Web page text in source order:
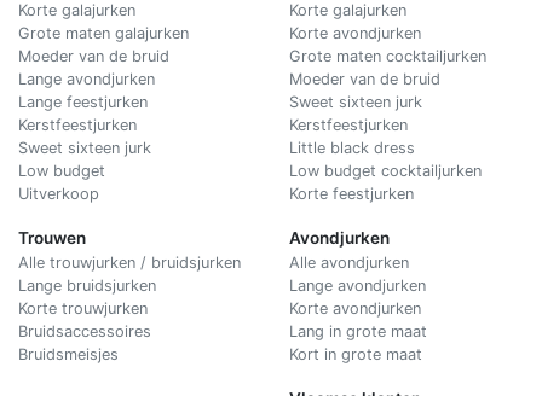
Korte galajurken
Grote maten galajurken
Moeder van de bruid
Lange avondjurken
Lange feestjurken
Kerstfeestjurken
Sweet sixteen jurk
Low budget
Uitverkoop
Trouwen
Alle trouwjurken / bruidsjurken
Lange bruidsjurken
Korte trouwjurken
Bruidsaccessoires
Bruidsmeisjes
Korte galajurken
Korte avondjurken
Grote maten cocktailjurken
Moeder van de bruid
Sweet sixteen jurk
Kerstfeestjurken
Little black dress
Low budget cocktailjurken
Korte feestjurken
Avondjurken
Alle avondjurken
Lange avondjurken
Korte avondjurken
Lang in grote maat
Kort in grote maat